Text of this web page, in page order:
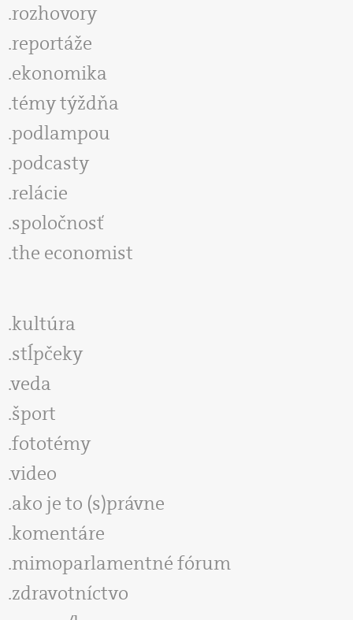
rozhovory
reportáže
ekonomika
témy týždňa
podlampou
podcasty
relácie
spoločnosť
the economist
kultúra
stĺpčeky
veda
šport
fototémy
video
ako je to (s)právne
komentáre
mimoparlamentné fórum
zdravotníctvo